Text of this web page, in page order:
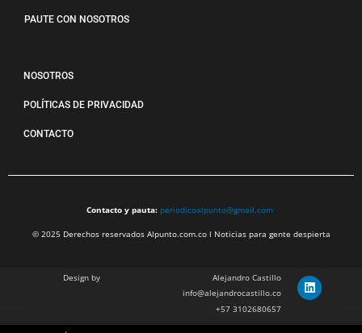
PAUTE CON NOSOTROS
NOSOTROS
POLÍTICAS DE PRIVACIDAD
CONTACTO
Contacto y pauta: periodicoalpunto@gmail.com
© 2025 Derechos reservados Alpunto.com.co l Noticias para gente despierta
Design by
Alejandro Castillo
info@alejandrocastillo.co
+57 3102680657